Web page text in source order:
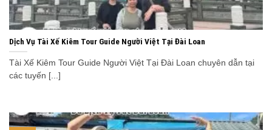
Dịch Vụ Tài Xế Kiêm Tour Guide Người Việt Tại Đài Loan
Tài Xế Kiêm Tour Guide Người Việt Tại Đài Loan chuyên dẫn tại
các tuyến [...]